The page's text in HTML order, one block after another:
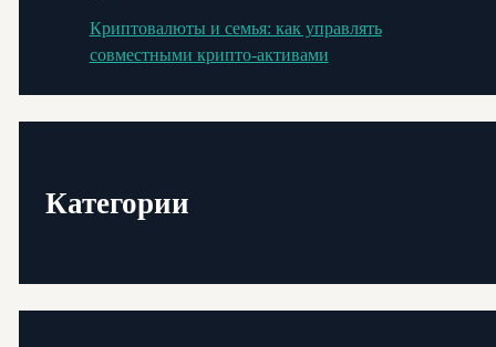
Криптовалюты и семья: как управлять
совместными крипто-активами
Категории